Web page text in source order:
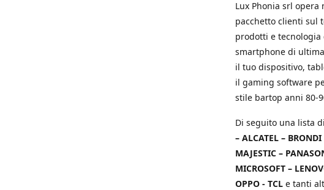
Lux Phonia srl
pacchetto clienti sul
prodotti e
smartphone di
il tuo dispositivo,
il gaming software
stile bartop anni 80-
Di seguito una lista
– ALCATEL –
MAJESTIC –
MICROSOFT –
OPPO - TCL e tanti